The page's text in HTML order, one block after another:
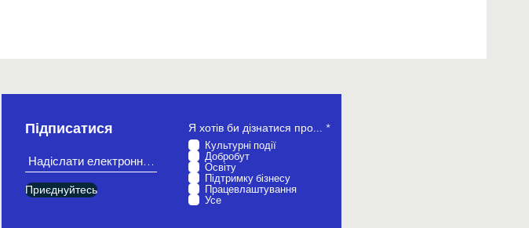
Підписатися
Приєднуйтесь
Я хотів би дізнатися про... *О
Культурні події
Добробут
Освіту
Підтримку бізнесу
Працевлаштування
Усе